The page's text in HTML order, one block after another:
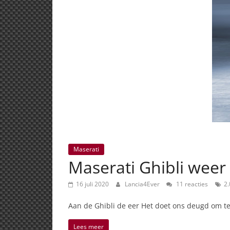
Maserati
Maserati Ghibli
16 juli 2020 Lancia4Ever 11 reacties
Aan de Ghibli de eer Het doet ons deugd om
Lees meer